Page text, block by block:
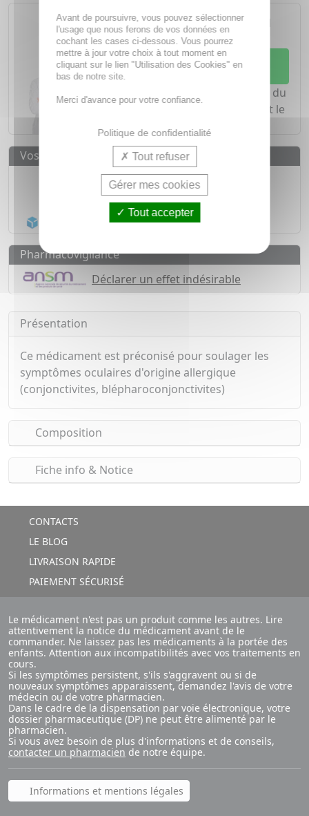
ordonnance nécessite le conseil
d'unpharmacien
Demandez conseil à votre
Notre équipe est à votre écoute du
lundi au vendredi de
et le
samedi de
8h à 19h30
Vos avantages
Médicaments d'origineCERTIFIÉE
médicaments
Acheminement Chronopost
Pharmacovigilance
Déclarer un effet indésirable
Présentation
Ce médicament est préconisé pour soulager les
symptômes oculaires d'origine allergique
(conjonctivites, blépharoconjonctivites)
Composition
Fiche info & Notice
CONTACTS
LE BLOG
LIVRAISON RAPIDE
PAIEMENT SÉCURISÉ
Le médicament n'est pas un produit comme les autres. Lire
attentivement la notice du médicament avant de le
commander. Ne laissez pas les médicaments à la portée des
enfants. Attention aux incompatibilités avec vos traitements en
cours.
Si les symptômes persistent, s'ils s'aggravent ou si de
nouveaux symptômes apparaissent, demandez l'avis de votre
médecin ou de votre pharmacien.
Dans le cadre de la dispensation par voie électronique, votre
dossier pharmaceutique (DP) ne peut être alimenté par le
pharmacien.
Si vous avez besoin de plus d'informations et de conseils,
contacter un pharmacien de notre équipe.
Informations et mentions légales
Avant de poursuivre, vous pouvez sélectionner
l'usage que nous ferons de vos données en
cochant les cases ci-dessous. Vous pourrez
mettre à jour votre choix à tout moment en
cliquant sur le lien "Utilisation des Cookies" en
bas de notre site.
Merci d'avance pour votre confiance.
Politique de confidentialité
Tout refuser
Gérer mes cookies
Tout accepter